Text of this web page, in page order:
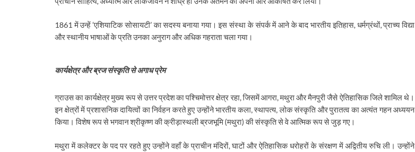
1861 में उन्हें ‘एशियाटिक सोसायटी’ का सदस्य बनाया गया। इस संस्था के संपर्क में आने के बाद भारतीय इतिहास, धर्मग्रंथों, प्राच्य विद्या
और स्थानीय भाषाओं के प्रति उनका अनुराग और अधिक गहराता चला गया।
कार्यक्षेत्र और ब्रज संस्कृति से अगाध प्रेम
ग्राउस का कार्यक्षेत्र मुख्य रूप से उत्तर प्रदेश का पश्चिमोत्तर क्षेत्र रहा, जिसमें आगरा, मथुरा और मैनपुरी जैसे ऐतिहासिक जिले शामिल थे।
इन क्षेत्रों में प्रशासनिक दायित्वों का निर्वहन करते हुए उन्होंने भारतीय कला, स्थापत्य, लोक संस्कृति और पुरातत्व का अत्यंत गहन अध्ययन
किया। विशेष रूप से भगवान श्रीकृष्ण की क्रीड़ास्थली ब्रजभूमि (मथुरा) की संस्कृति से वे आत्मिक रूप से जुड़ गए।
मथुरा में कलेक्टर के पद पर रहते हुए उन्होंने वहाँ के प्राचीन मंदिरों, घाटों और ऐतिहासिक धरोहरों के संरक्षण में अद्वितीय रुचि ली। उन्होंने